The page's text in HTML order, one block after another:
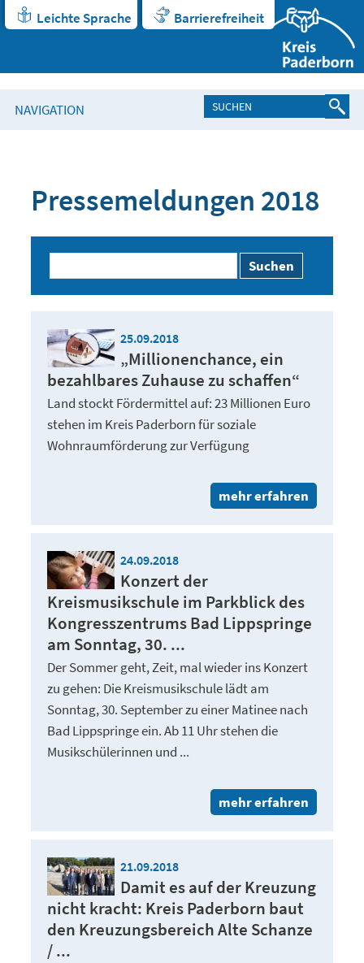
Leichte Sprache Barrierefreiheit
NAVIGATION
Pressemeldungen 2018
Suchen
25.09.2018
„Millionenchance, ein
bezahlbares Zuhause zu schaffen“
Land stockt Fördermittel auf: 23 Millionen Euro
stehen im Kreis Paderborn für soziale
Wohnraumförderung zur Verfügung
mehr erfahren
24.09.2018
Konzert der
Kreismusikschule im Parkblick des
Kongresszentrums Bad Lippspringe
am Sonntag, 30. ...
Der Sommer geht, Zeit, mal wieder ins Konzert
zu gehen: Die Kreismusikschule lädt am
Sonntag, 30. September zu einer Matinee nach
Bad Lippspringe ein. Ab 11 Uhr stehen die
Musikschülerinnen und ...
mehr erfahren
21.09.2018
Damit es auf der Kreuzung
nicht kracht: Kreis Paderborn baut
den Kreuzungsbereich Alte Schanze
/ ...